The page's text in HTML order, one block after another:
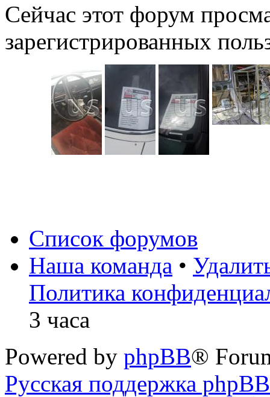
Сейчас этот форум
зарегистрированных
Список форумов
Наша команда •
Политика
3 часа
Powered by phpBB®
Русская поддержка phpBB